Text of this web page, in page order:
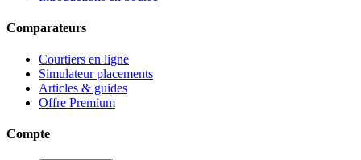
Comparateurs
Courtiers en ligne
Simulateur placements
Articles & guides
Offre Premium
Compte